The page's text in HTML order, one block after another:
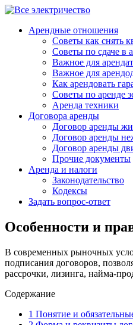
Арендные отношения
Советы как снять
Советы по сдаче в
Важное для
Важное для
Как арендовать
Советы по аренде
Аренда техники
Договора аренды
Договор аренды
Договор аренды
Договор аренды
Прочие документы
Аренда и налоги
Законодательство
Кодексы
Задать вопрос-ответ
Особенности и
В современных рыночных
подписания договоров,
рассрочки, лизинга, найма-
Содержание
1 Понятие и